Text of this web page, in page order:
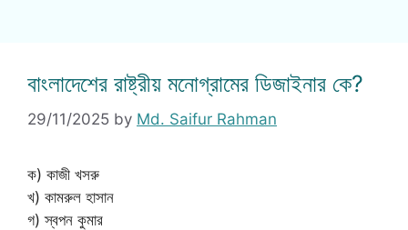
বাংলাদেশের রাষ্ট্রীয় মনোগ্রামের ডিজাইনার কে?
29/11/2025 by Md. Saifur Rahman
ক) কাজী খসরু
খ) কামরুল হাসান
গ) স্বপন কুমার